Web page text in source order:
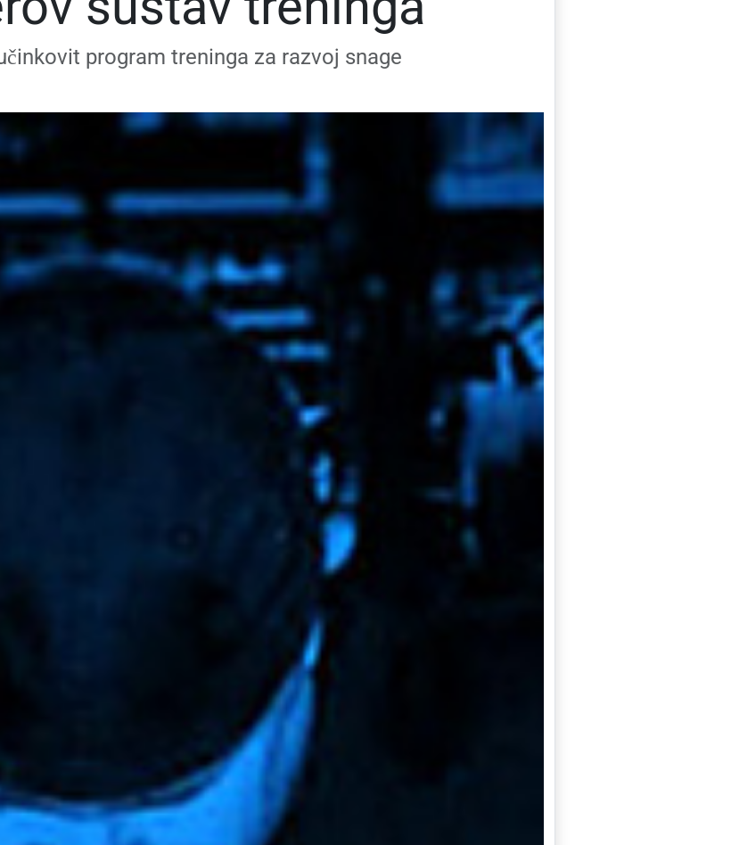
program treninga za razvoj snage